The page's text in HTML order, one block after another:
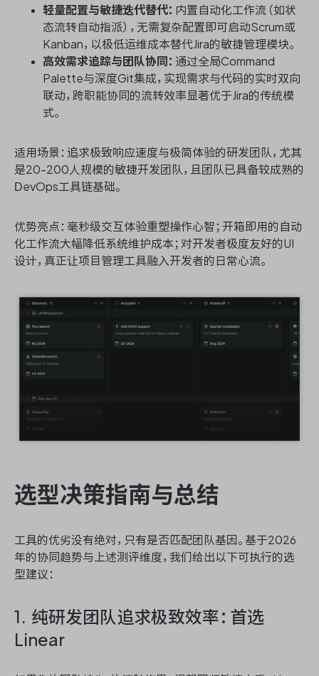
轻量配置与敏捷迭代替代： 内置自动化工作流（如状
态流转自动指派），无需复杂配置即可启动Scrum或
Kanban，以极低运维成本替代Jira的敏捷管理模块。
高效需求追踪与团队协同： 通过全局Command
Palette与深度Git集成，实现需求与代码的实时双向
联动，跨职能协同的流转效率显著优于Jira的传统模
式。
适用场景：追求极致响应速度与极简体验的研发团队，尤其
是20-200人规模的敏捷开发团队，且团队已具备较成熟的
DevOps工具链基础。
优势亮点：毫秒级交互体验重塑操作心智；开箱即用的自动
化工作流大幅降低系统维护成本；对开发者极度友好的UI
设计，真正让项目管理工具融入开发者的日常心流。
选型决策指南与总结
工具的优劣没有绝对，只有是否匹配团队基因。基于2026
年的协同趋势与上述测评维度，我们给出以下可执行的选
型建议：
1. 纯研发团队追求极致效率：首选
Linear